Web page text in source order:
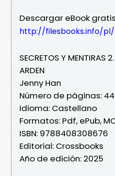
Descargar eBook
http://filesbooks.info/pl/
SECRETOS Y MENTIRAS
ARDEN
Jenny Han
Número de páginas:
Idioma: Castellano
Formatos: Pdf, ePub,
ISBN: 9788408308676
Editorial: Crossbooks
Año de edición: 2025